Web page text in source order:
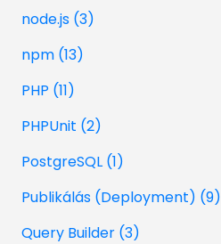
node.js (3)
npm (13)
PHP (11)
PHPUnit (2)
PostgreSQL (1)
Publikálás (Deployment) (9)
Query Builder (3)